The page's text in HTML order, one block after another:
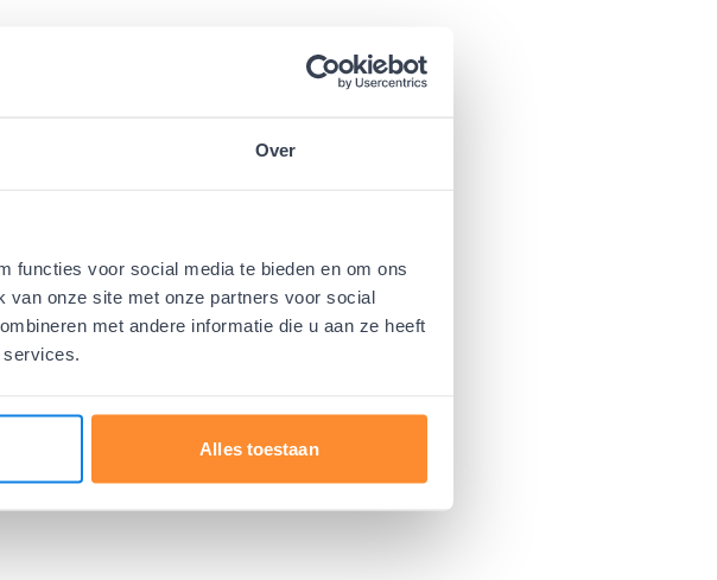
Over
functies voor social media te bieden en om ons
van onze site met onze partners voor social
met andere informatie die u aan ze heeft
Alles toestaan